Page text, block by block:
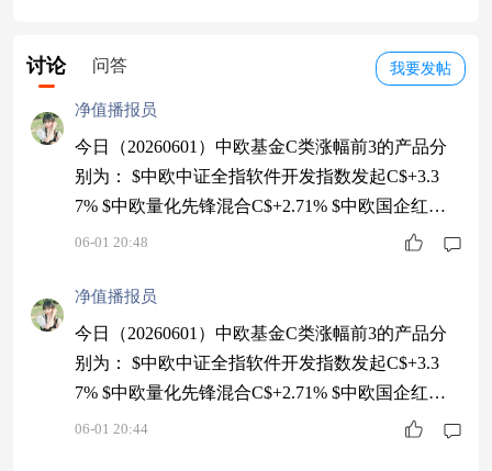
我要发帖
讨论 问答
净值播报员
今日（20260601）中欧基金C类涨幅前3的产品分
别为： $中欧中证全指软件开发指数发起C$+3.3
7% $中欧量化先锋混合C$+2.71% $中欧国企红利
混合C$+2.17% 祝大家收益长虹！感谢大家的关注!
起A$ $中欧中证机器人指数发起C$ $中欧中证芯片
产业指数发起A$ $中欧中证芯片产业指数发起C$
$中欧中证全指软件开发指数发起C$
06-01 20:48
净值播报员
今日（20260601）中欧基金C类涨幅前3的产品分
别为： $中欧中证全指软件开发指数发起C$+3.3
7% $中欧量化先锋混合C$+2.71% $中欧国企红利
混合C$+2.17% 祝大家收益长虹！感谢大家的关注!
06-01 20:44